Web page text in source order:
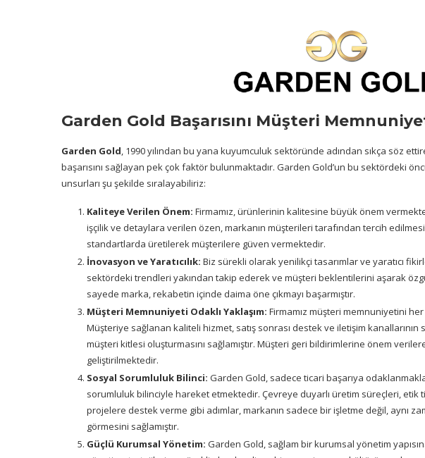
Garden Gold Başarısını Müşteri
Garden Gold, 1990 yılından bu yana kuyumculuk sektöründe adından sıkça söz
başarısını sağlayan pek çok faktör bulunmaktadır. Garden Gold’un bu sektördeki
unsurları şu şekilde sıralayabiliriz:
Kaliteye Verilen Önem: Firmamız, ürünlerinin kalitesine büyük önem
işçilik ve detaylara verilen özen, markanın müşterileri tarafından tercih
standartlarda üretilerek müşterilere güven vermektedir.
İnovasyon ve Yaratıcılık: Biz sürekli olarak yenilikçi tasarımlar ve yaratıcı
sektördeki trendleri yakından takip ederek ve müşteri beklentilerini aşarak
sayede marka, rekabetin içinde daima öne çıkmayı başarmıştır.
Müşteri Memnuniyeti Odaklı Yaklaşım: Firmamız müşteri memnuniyetini
Müşteriye sağlanan kaliteli hizmet, satış sonrası destek ve iletişim kanallarının
müşteri kitlesi oluşturmasını sağlamıştır. Müşteri geri bildirimlerine önem
geliştirilmektedir.
Sosyal Sorumluluk Bilinci: Garden Gold, sadece ticari başarıya
sorumluluk bilinciyle hareket etmektedir. Çevreye duyarlı üretim süreçleri, etik
projelere destek verme gibi adımlar, markanın sadece bir işletme değil, aynı
görmesini sağlamıştır.
Güçlü Kurumsal Yönetim: Garden Gold, sağlam bir kurumsal yönetim